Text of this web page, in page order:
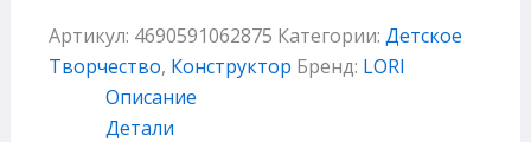
Артикул: 4690591062875 Категории: Детское
Творчество, Конструктор Бренд: LORI
Описание
Детали